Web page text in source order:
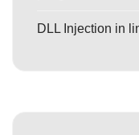
DLL Injection in